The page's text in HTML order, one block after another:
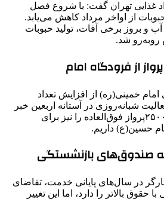
غذایی تهران گفت: با شروع فصل
از اواخر مرداد کاهش می‌یابد.
و بروز برخی آفات، تولید حبوبات
روبه‌رو شد.
خمینی(ره) از افزایش تعداد
شبانه‌روزی در آستانه اربعین خبر
داد و گفت: آمادگی انجام ۲۵۰۰پرواز فوق‌العاده را نیز برای
حسین(ع) داریم.
صندوق‌های بازنشستگی
در سال‌های پایانی خدمت، تقاضای
بالاتر را دارد، اما این تغییر